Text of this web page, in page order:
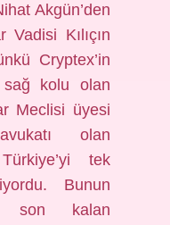
Akgün’den
Vadisi Kılıçın
Cryptex’in
sağ kolu olan
Meclisi üyesi
olan
tek
Bunun
son kalan